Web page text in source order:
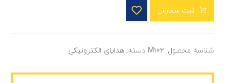
ثبت سفارش
شناسه محصول:M102 دسته:هدایای الکترونیکی